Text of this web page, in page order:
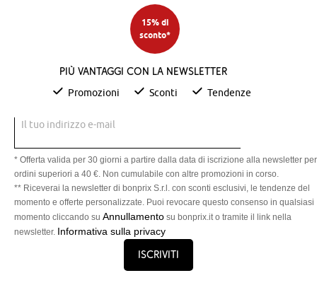
15% di
sconto*
Più vantaggi con la newsletter
Promozioni Sconti Tendenze
Il tuo indirizzo e-mail
* Offerta valida per 30 giorni a partire dalla data di iscrizione alla newsletter per
ordini superiori a 40 €. Non cumulabile con altre promozioni in corso.
** Riceverai la newsletter di bonprix S.r.l. con sconti esclusivi, le tendenze del
momento e offerte personalizzate. Puoi revocare questo consenso in qualsiasi
momento cliccando su Annullamento su bonprix.it o tramite il link nella
newsletter. Informativa sulla privacy
Iscriviti